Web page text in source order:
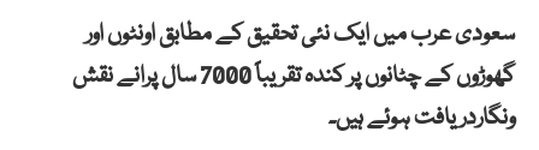
سعودی عرب میں ایک نئی تحقیق کے مطابق اونٹوں اور
گھوڑوں کے چٹانوں پر کندہ تقریباً 7000 سال پرانے نقش
ونگاردریافت ہوئے ہیں۔